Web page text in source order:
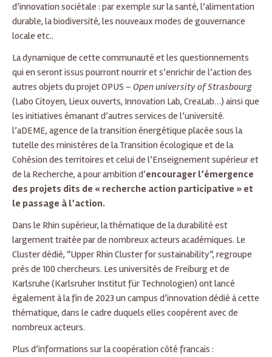
d’innovation sociétale : par exemple sur la santé, l’alimentation
durable, la biodiversité, les nouveaux modes de gouvernance
locale etc..
La dynamique de cette communauté et les questionnements
qui en seront issus pourront nourrir et s’enrichir de l’action des
autres objets du projet OPUS – Open university of Strasbourg
(Labo Citoyen, Lieux ouverts, Innovation Lab, CreaLab…) ainsi que
les initiatives émanant d’autres services de l’université.
l’aDEME, agence de la transition énergétique placée sous la
tutelle des ministères de la Transition écologique et de la
Cohésion des territoires et celui de l’Enseignement supérieur et
de la Recherche, a pour ambition d’encourager l’émergence
des projets dits de « recherche action participative » et
le passage à l’action.
Dans le Rhin supérieur, la thématique de la durabilité est
largement traitée par de nombreux acteurs académiques. Le
Cluster dédié, “Upper Rhin Cluster for sustainability”, regroupe
près de 100 chercheurs. Les universités de Freiburg et de
Karlsruhe (Karlsruher Institut für Technologien) ont lancé
également à la fin de 2023 un campus d’innovation dédié à cette
thématique, dans le cadre duquels elles coopèrent avec de
nombreux acteurs.
Plus d’informations sur la coopération côté francais :